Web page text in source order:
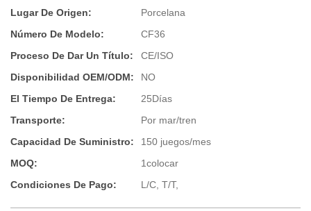
Lugar De Origen:
Porcelana
Número De Modelo:
CF36
Proceso De Dar Un Título:
CE/ISO
Disponibilidad OEM/ODM:
NO
El Tiempo De Entrega:
25Días
Transporte:
Por mar/tren
Capacidad De Suministro:
150 juegos/mes
MOQ:
1colocar
Condiciones De Pago:
L/C, T/T,